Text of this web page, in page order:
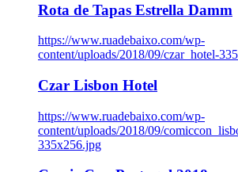
Rota de Tapas Estrella Damm
https://www.ruadebaixo.com/wp-
content/uploads/2018/09/czar_hotel-
Czar Lisbon Hotel
https://www.ruadebaixo.com/wp-
content/uploads/2018/09/
335x256.jpg